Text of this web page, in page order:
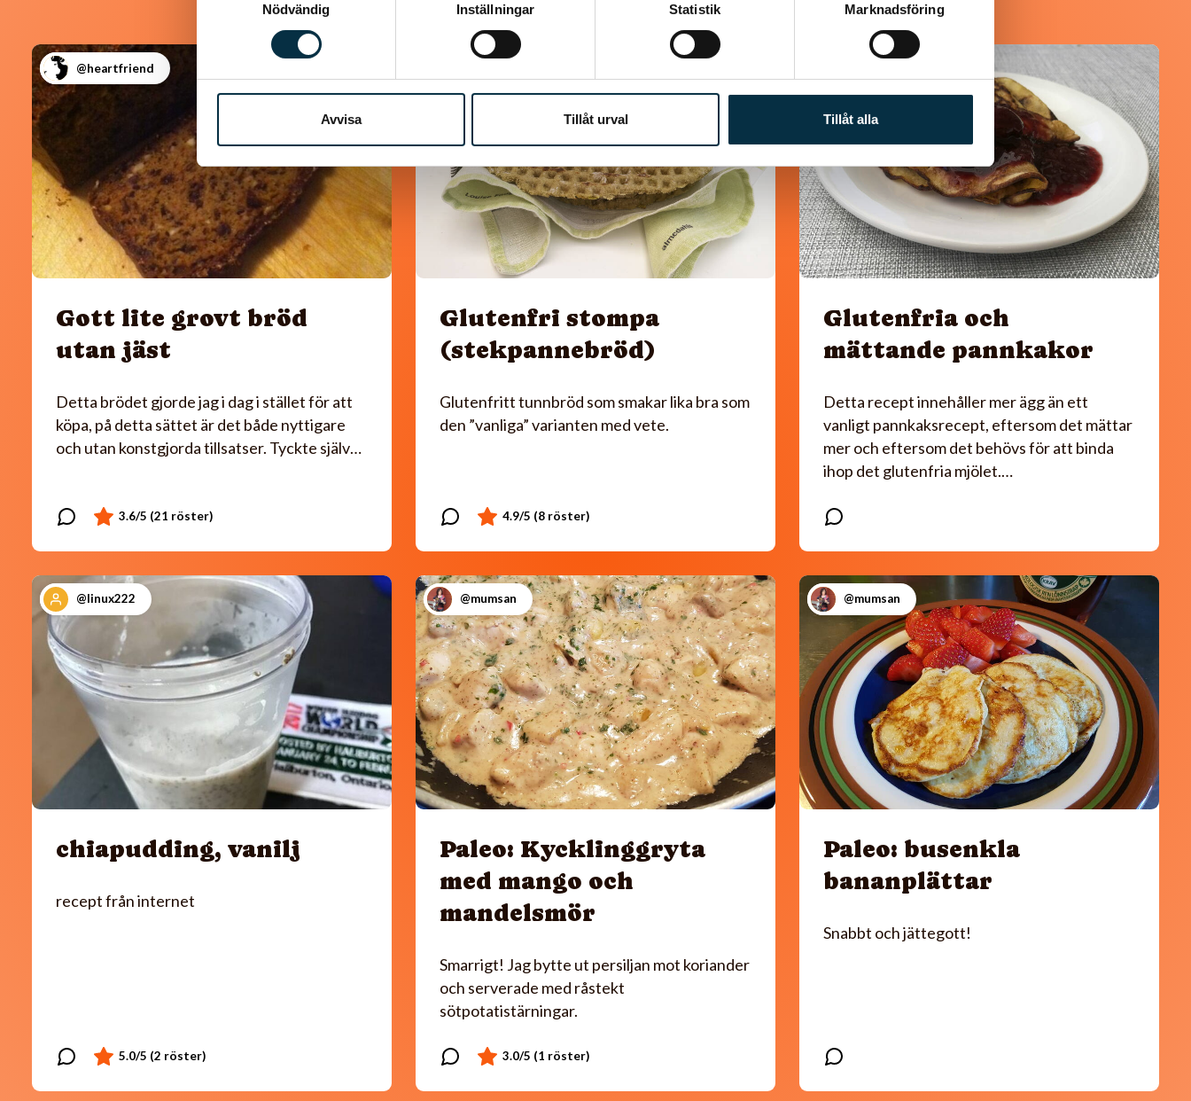
Nödvändig
Inställningar Statistik Marknadsföring
Avvisa Tillåt urval Tillåt alla
@heartfriend
Gott lite grovt bröd
utan jäst
Detta brödet gjorde jag i dag i stället för att
köpa, på detta sättet är det både nyttigare
och utan konstgjorda tillsatser. Tyckte själv…
Glutenfri stompa
(stekpannebröd)
Glutenfritt tunnbröd som smakar lika bra som
den ”vanliga” varianten med vete.
Glutenfria och
mättande pannkakor
Detta recept innehåller mer ägg än ett
vanligt pannkaksrecept, eftersom det mättar
mer och eftersom det behövs för att binda
ihop det glutenfria mjölet.…
@linux222
chiapudding, vanilj
recept från internet
@mumsan
Paleo: Kycklinggryta
med mango och
mandelsmör
Smarrigt! Jag bytte ut persiljan mot koriander
och serverade med råstekt
sötpotatistärningar.
@mumsan
Paleo: busenkla
bananplättar
Snabbt och jättegott!